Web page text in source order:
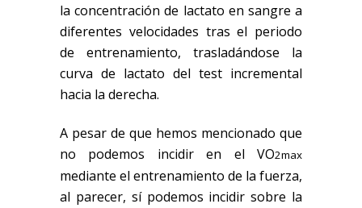
la concentración de lactato en sangre a
diferentes velocidades tras el periodo
de entrenamiento, trasladándose la
curva de lactato del test incremental
hacia la derecha.
A pesar de que hemos mencionado que
no podemos incidir en el VO2max
mediante el entrenamiento de la fuerza,
al parecer, sí podemos incidir sobre la